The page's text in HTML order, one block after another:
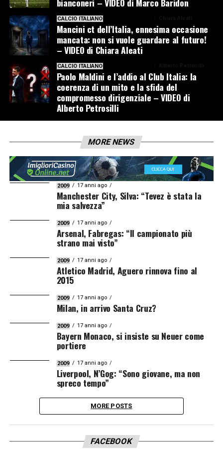
CALCIO ITALIANO
Mancini ct dell’Italia, ennesima occasione
mancata: non si vuole guardare al futuro!
– VIDEO di Chiara Aleati
CALCIO ITALIANO
Paolo Maldini e l’addio al Club Italia: la
coerenza di un mito e la sfida del
compromesso dirigenziale – VIDEO di
Alberto Petrosilli
MORE NEWS
2009 17 anni ago
Manchester City, Silva: “Tevez è stata la
mia salvezza”
2009 17 anni ago
Arsenal, Fabregas: “Il campionato più
strano mai visto”
2009 17 anni ago
Atletico Madrid, Aguero rinnova fino al
2015
2009 17 anni ago
Milan, in arrivo Santa Cruz?
2009 17 anni ago
Bayern Monaco, si insiste su Neuer come
portiere
2009 17 anni ago
Liverpool, N’Gog: “Sono giovane, ma non
spreco tempo”
MORE POSTS
FACEBOOK